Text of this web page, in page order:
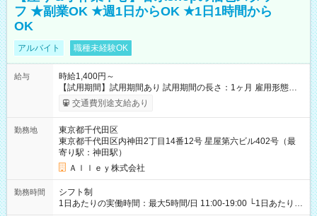
フ ★副業OK ★週1日からOK ★1日1時間から
OK
アルバイト 職種未経験OK
給与
時給1,400円～
【試用期間】試用期間あり 試用期間の長さ：1ヶ月 雇用形態、
給与は本採用時と同じです。
交通費別途支給あり
勤務地
東京都千代田区
東京都千代田区内神田2丁目14番12号 星屋第六ビル402号（最
寄り駅：神田駅）
Ａｌｌｅｙ株式会社
勤務時間
シフト制
1日あたりの実働時間：最大5時間/日 11:00-19:00 └1日あたりの